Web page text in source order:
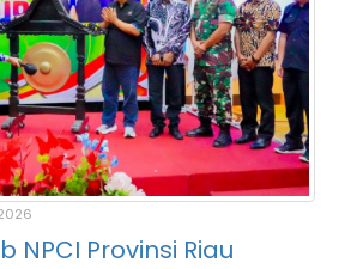
NPCI Provinsi Riau